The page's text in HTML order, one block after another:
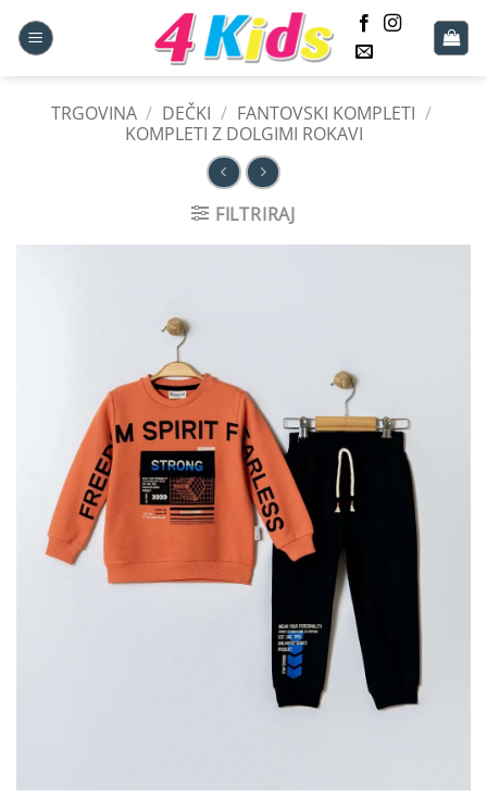
na
TRGOVINA / DEČKI / FANTOVSKI KOMPLETI /
KOMPLETI Z DOLGIMI ROKAVI
FILTRIRAJ